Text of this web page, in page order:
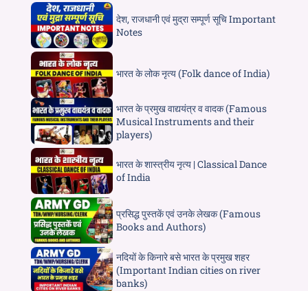
देश, राजधानी एवं मुद्रा सम्पूर्ण सूचि Important
Notes
भारत के लोक नृत्य (Folk dance of India)
भारत के प्रमुख वाद्ययंत्र व वादक (Famous
Musical Instruments and their
players)
भारत के शास्त्रीय नृत्य | Classical Dance
of India
प्रसिद्ध पुस्तकें एवं उनके लेखक (Famous
Books and Authors)
नदियों के किनारे बसे भारत के प्रमुख शहर
(Important Indian cities on river
banks)